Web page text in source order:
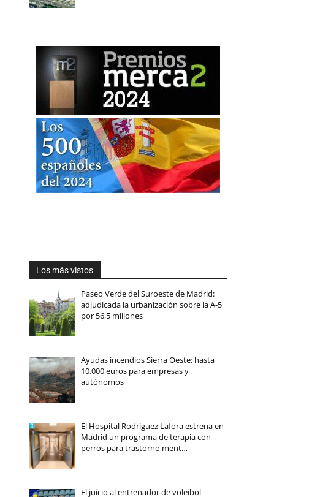
Los más vistos
Paseo Verde del Suroeste de Madrid:
adjudicada la urbanización sobre la A-5
por 56,5 millones
Ayudas incendios Sierra Oeste: hasta
10.000 euros para empresas y
autónomos
El Hospital Rodríguez Lafora estrena en
Madrid un programa de terapia con
perros para trastorno ment…
El juicio al entrenador de voleibol